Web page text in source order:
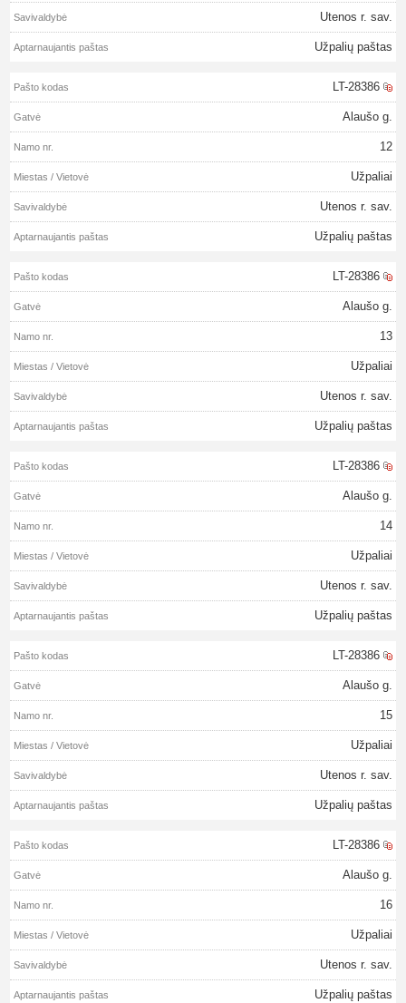
Utenos r. sav.
Užpalių paštas
LT-28386
Alaušo g.
12
Užpaliai
Utenos r. sav.
Užpalių paštas
LT-28386
Alaušo g.
13
Užpaliai
Utenos r. sav.
Užpalių paštas
LT-28386
Alaušo g.
14
Užpaliai
Utenos r. sav.
Užpalių paštas
LT-28386
Alaušo g.
15
Užpaliai
Utenos r. sav.
Užpalių paštas
LT-28386
Alaušo g.
16
Užpaliai
Utenos r. sav.
Užpalių paštas